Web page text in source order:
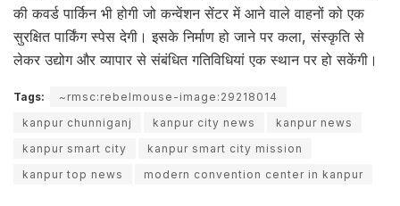
की कवर्ड पार्किन भी होगी जो कन्वेंशन सेंटर में आने वाले वाहनों को एक
सुरक्षित पार्किंग स्पेस देगी। इसके निर्माण हो जाने पर कला, संस्कृति से
लेकर उद्योग और व्यापार से संबंधित गतिविधियां एक स्थान पर हो सकेंगी।
Tags:
~rmsc:rebelmouse-image:29218014
kanpur chunniganj
kanpur city news
kanpur news
kanpur smart city
kanpur smart city mission
kanpur top news
modern convention center in kanpur